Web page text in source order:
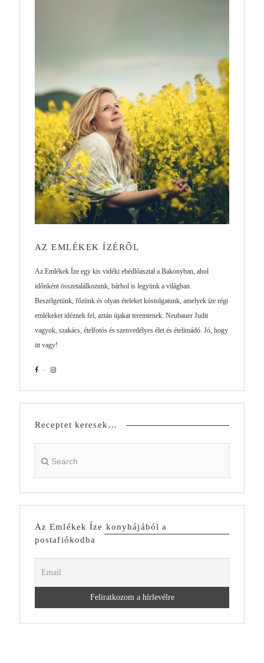
AZ EMLÉKEK ÍZÉRŐL
Az Emlékek Íze egy kis vidéki ebédlőasztal a Bakonyban, ahol
időnként összetalálkozunk, bárhol is legyünk a világban.
Beszélgetünk, főzünk és olyan ételeket kóstolgatunk, amelyek íze régi
emlékeket idéznek fel, aztán újakat teremtenek. Neubauer Judit
vagyok, szakács, ételfotós és szenvedélyes élet és ételimádó. Jó, hogy
itt vagy!
Receptet keresek…
Az Emlékek Íze konyhájából a
postafiókodba